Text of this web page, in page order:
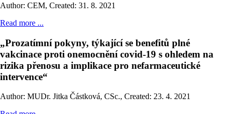
Author: CEM, Created: 31. 8. 2021
Read more ...
„Prozatímní pokyny, týkající se benefitů plné
vakcinace proti onemocnění covid-19 s ohledem na
rizika přenosu a implikace pro nefarmaceutické
intervence“
Author: MUDr. Jitka Částková, CSc., Created: 23. 4. 2021